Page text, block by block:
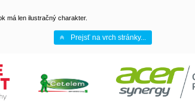
má len ilustračný charakter.
Prejsť na vrch stránky...